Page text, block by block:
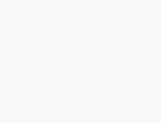
chladničku, trezor a
hostům k dispozici bezplatné
oceňují zejména naprosté
pokojů, které jsou vhodné
pobytům, a polohu
a Tržní kolonády,“